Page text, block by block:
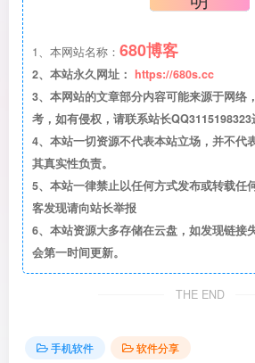
1、本网站名称： 680博客
2、本站永久网址： https://680s.cc
3、本网站的文章部分内容可能来源于网络
考，如有侵权，请联系站长QQ3115198323
4、本站一切资源不代表本站立场，并不代
其真实性负责。
5、本站一律禁止以任何方式发布或转载任
客发现请向站长举报
6、本站资源大多存储在云盘，如发现链接
会第一时间更新。
THE END
手机软件 软件分享